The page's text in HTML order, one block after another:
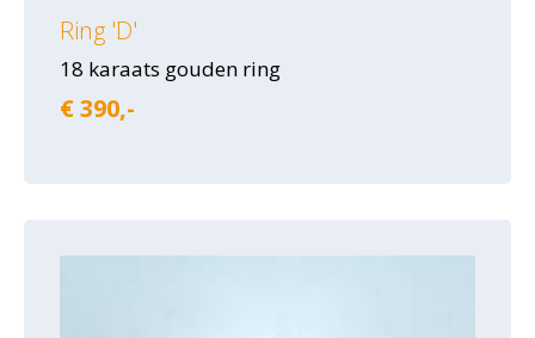
Ring 'D'
18 karaats gouden ring
€ 390,-